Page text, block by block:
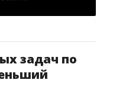
задач по